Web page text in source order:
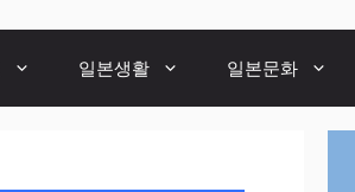
일본생활 일본문화